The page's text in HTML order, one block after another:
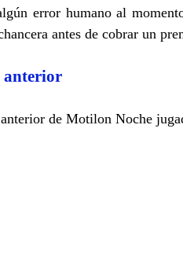
error humano al
antes de cobrar un
anterior
de Motilon Noche